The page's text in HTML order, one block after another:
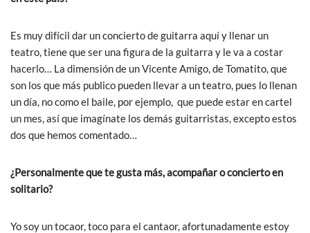
Es muy difícil dar un concierto de guitarra aquí y llenar un
teatro, tiene que ser una figura de la guitarra y le va a costar
hacerlo… La dimensión de un Vicente Amigo, de Tomatito, que
son los que más publico pueden llevar a un teatro, pues lo llenan
un día, no como el baile, por ejemplo, que puede estar en cartel
un mes, así que imagínate los demás guitarristas, excepto estos
dos que hemos comentado…
¿Personalmente que te gusta más, acompañar o concierto en
solitario?
Yo soy un tocaor, toco para el cantaor, afortunadamente estoy